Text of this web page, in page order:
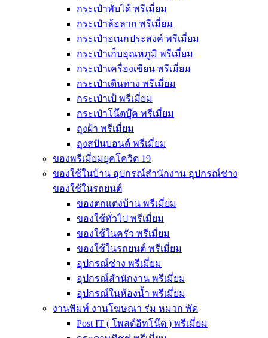
กระเป๋าพับได้ พรีเมี่ยม
กระเป๋าล้อลาก พรีเมี่ยม
กระเป๋าอเนกประสงค์ พรีเมี่ยม
กระเป๋าเก็บอุณหภูมิ พรีเมี่ยม
กระเป๋าเครื่องเขียน พรีเมี่ยม
กระเป๋าเดินทาง พรีเมี่ยม
กระเป๋าเป้ พรีเมี่ยม
กระเป๋าโน๊ตบุ๊ค พรีเมี่ยม
ถุงผ้า พรีเมี่ยม
ถุงสปันบอนด์ พรีเมี่ยม
ของพรีเมี่ยมยุคโควิด 19
ของใช้ในบ้าน อุปกรณ์สำนักงาน อุปกรณ์ช่าง
ของใช้ในรถยนต์
ของตกแต่งบ้าน พรีเมี่ยม
ของใช้ทั่วไป พรีเมี่ยม
ของใช้ในครัว พรีเมี่ยม
ของใช้ในรถยนต์ พรีเมี่ยม
อุปกรณ์ช่าง พรีเมี่ยม
อุปกรณ์สำนักงาน พรีเมี่ยม
อุปกรณ์ในห้องน้ำ พรีเมี่ยม
งานพิมพ์ งานโฆษณา ร่ม หมวก พัด
Post IT ( โพสต์อิทโน๊ต ) พรีเมี่ยม